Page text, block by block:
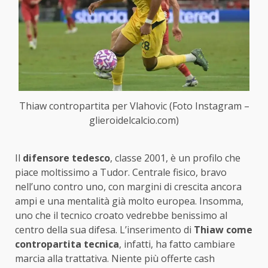
Thiaw contropartita per Vlahovic (Foto Instagram –
glieroidelcalcio.com)
Il difensore tedesco, classe 2001, è un profilo che
piace moltissimo a Tudor. Centrale fisico, bravo
nell’uno contro uno, con margini di crescita ancora
ampi e una mentalità già molto europea. Insomma,
uno che il tecnico croato vedrebbe benissimo al
centro della sua difesa. L’inserimento di Thiaw come
contropartita tecnica, infatti, ha fatto cambiare
marcia alla trattativa. Niente più offerte cash